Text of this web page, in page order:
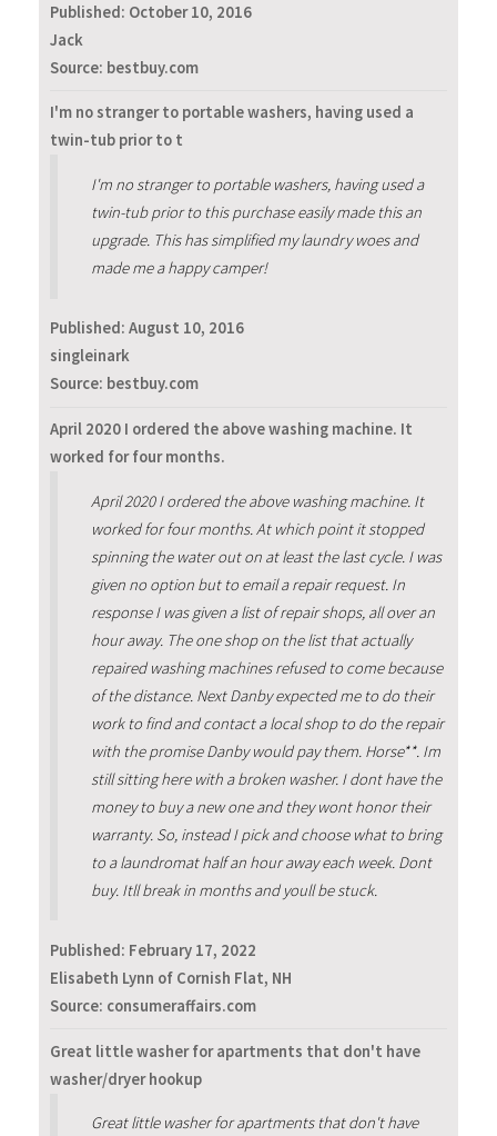
Published: October 10, 2016
Jack
Source: bestbuy.com
I'm no stranger to portable washers, having used a
twin-tub prior to t
I'm no stranger to portable washers, having used a
twin-tub prior to this purchase easily made this an
upgrade. This has simplified my laundry woes and
made me a happy camper!
Published: August 10, 2016
singleinark
Source: bestbuy.com
April 2020 I ordered the above washing machine. It
worked for four months.
April 2020 I ordered the above washing machine. It
worked for four months. At which point it stopped
spinning the water out on at least the last cycle. I was
given no option but to email a repair request. In
response I was given a list of repair shops, all over an
hour away. The one shop on the list that actually
repaired washing machines refused to come because
of the distance. Next Danby expected me to do their
work to find and contact a local shop to do the repair
with the promise Danby would pay them. Horse**. Im
still sitting here with a broken washer. I dont have the
money to buy a new one and they wont honor their
warranty. So, instead I pick and choose what to bring
to a laundromat half an hour away each week. Dont
buy. Itll break in months and youll be stuck.
Published: February 17, 2022
Elisabeth Lynn of Cornish Flat, NH
Source: consumeraffairs.com
Great little washer for apartments that don't have
washer/dryer hookup
Great little washer for apartments that don't have